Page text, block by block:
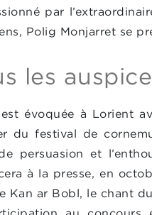
par
Polig Monjarret se
les
est évoquée à Lorient
du festival de
persuasion et
à la presse, en
Kan ar Bobl, le chant